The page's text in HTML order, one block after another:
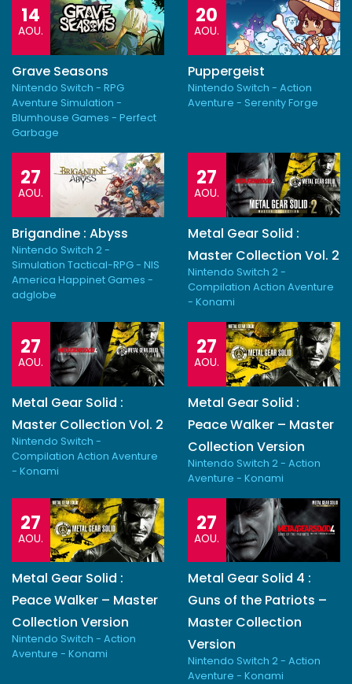
14
AOU.
Grave Seasons
Nintendo Switch - RPG
Aventure Simulation -
Blumhouse Games - Perfect
Garbage
20
AOU.
Puppergeist
Nintendo Switch - Action
Aventure - Serenity Forge
27
AOU.
Brigandine : Abyss
Nintendo Switch 2 -
Simulation Tactical-RPG - NIS
America Happinet Games -
adglobe
27
AOU.
Metal Gear Solid :
Master Collection Vol. 2
Nintendo Switch 2 -
Compilation Action Aventure
- Konami
27
AOU.
Metal Gear Solid :
Master Collection Vol. 2
Nintendo Switch -
Compilation Action Aventure
- Konami
27
AOU.
Metal Gear Solid :
Peace Walker – Master
Collection Version
Nintendo Switch 2 - Action
Aventure - Konami
27
AOU.
Metal Gear Solid :
Peace Walker – Master
Collection Version
Nintendo Switch - Action
Aventure - Konami
27
AOU.
Metal Gear Solid 4 :
Guns of the Patriots –
Master Collection
Version
Nintendo Switch 2 - Action
Aventure - Konami